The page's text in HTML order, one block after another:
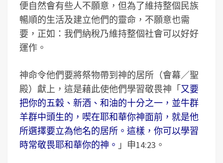
便自然會有些人不願意，但為了維持整個民族
暢順的生活及建立他們的靈命，不願意也需
要，正如：我們納稅乃維持整個社會可以好好
運作。
神命令他們要將祭物帶到神的居所（會幕／聖
殿）獻上，這是藉此使他們學習敬畏神「又要
把你的五穀、新酒、和油的十分之一，並牛群
羊群中頭生的，喫在耶和華你神面前，就是他
所選擇要立為他名的居所。這樣，你可以學習
時常敬畏耶和華你的神。 」申14:23。